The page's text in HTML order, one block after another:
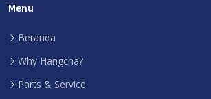
Menu
Beranda
Why Hangcha?
Parts & Service